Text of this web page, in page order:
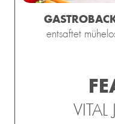
entsaftet
VITAL